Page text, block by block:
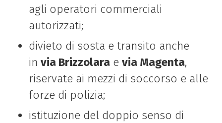
agli operatori commerciali
autorizzati;
divieto di sosta e transito anche
in via Brizzolarae via Magenta,
riservate ai mezzi di soccorso e alle
forze di polizia;
istituzione del doppio senso di